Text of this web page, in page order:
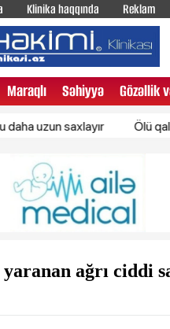
Klinika haqqında Reklam
Maraqlı Səhiyyə Gözəllik
saxlayır Ölü
ağrı ciddi